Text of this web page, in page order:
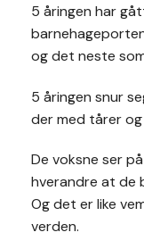
5 åringen har
og det neste
5 åringen snur
der med tårer og
De voksne ser
hverandre at de
Og det er like
verden.